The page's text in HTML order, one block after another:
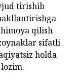
tirishib
qilish
sifatli
holda